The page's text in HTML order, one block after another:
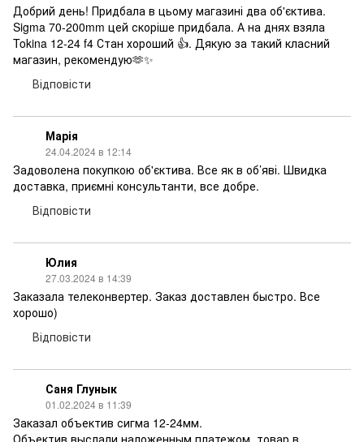
Добрий день! Придбала в цьому магазині два об'єктива.
Sigma 70-200mm цей скоріше придбала. А на днях взяла
Tokina 12-24 f4 Стан хороший 👍. Дякую за такий класний
магазин, рекомендую🫶✨
Відповісти
Марія
24.04.2024 в 12:14
Задоволена покупкою об'єктива. Все як в об’яві. Швидка
доставка, приємні консультанти, все добре.
Відповісти
Юлия
27.03.2024 в 14:39
Заказала телеконвертер. Заказ доставлен быстро. Все
хорошо)
Відповісти
Саня Глунык
01.02.2024 в 11:39
Заказал объектив сигма 12-24мм.
Объектив выслали наложенным платежом, товар в